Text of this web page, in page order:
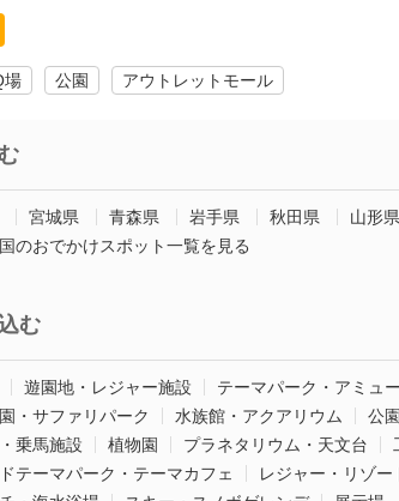
場 公園 アウトレットモール
宮城県 青森県 岩手県 秋田県 山形県
のおでかけスポット一覧を見る
む
遊園地・レジャー施設
テーマパーク・アミュ
・サファリパーク
水族館・アクアリウム 公園
乗馬施設
植物園 プラネタリウム・天文台
テーマパーク・テーマカフェ
レジャー・リゾー